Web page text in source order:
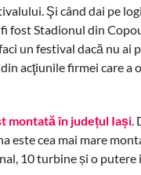
Şi când dai pe
Stadionul din
un festival dacă nu ai
acţiunile firmei care
montată în județul Iași.
este cea mai mare
10 turbine și o